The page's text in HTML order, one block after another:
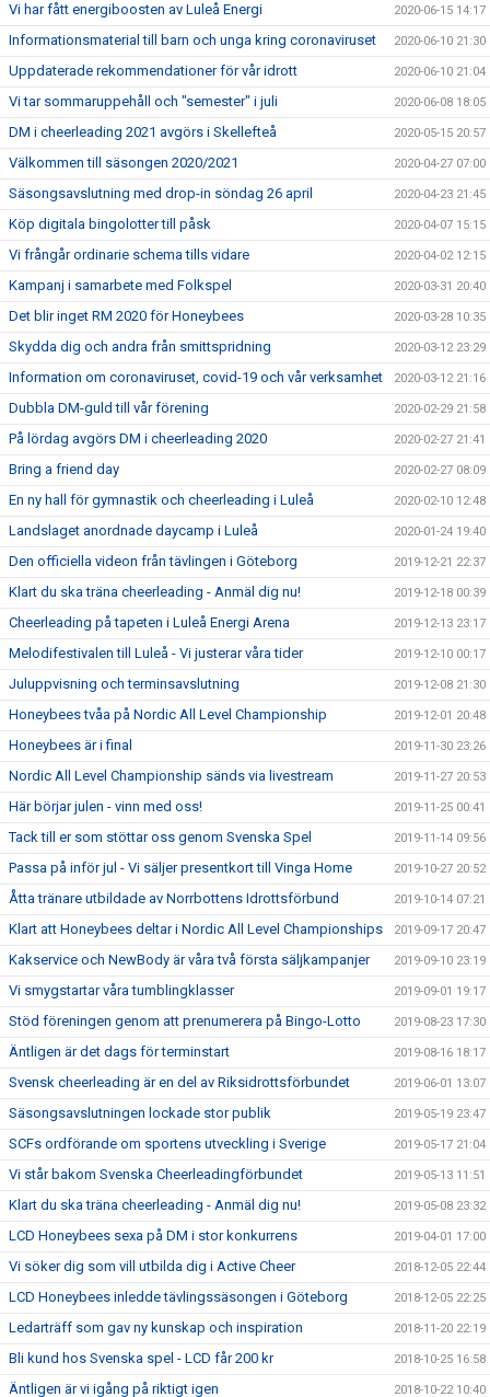
Vi har fått energiboosten av Luleå Energi 2020-06-15 14:17
Informationsmaterial till barn och unga kring coronaviruset 2020-06-10 21:30
Uppdaterade rekommendationer för vår idrott 2020-06-10 21:04
Vi tar sommaruppehåll och "semester" i juli 2020-06-08 18:05
DM i cheerleading 2021 avgörs i Skellefteå 2020-05-15 20:57
Välkommen till säsongen 2020/2021 2020-04-27 07:00
Säsongsavslutning med drop-in söndag 26 april 2020-04-23 21:45
Köp digitala bingolotter till påsk 2020-04-07 15:15
Vi frångår ordinarie schema tills vidare 2020-04-02 12:15
Kampanj i samarbete med Folkspel 2020-03-31 20:40
Det blir inget RM 2020 för Honeybees 2020-03-28 10:35
Skydda dig och andra från smittspridning 2020-03-12 23:29
Information om coronaviruset, covid-19 och vår verksamhet 2020-03-12 21:16
Dubbla DM-guld till vår förening 2020-02-29 21:58
På lördag avgörs DM i cheerleading 2020 2020-02-27 21:41
Bring a friend day 2020-02-27 08:09
En ny hall för gymnastik och cheerleading i Luleå 2020-02-10 12:48
Landslaget anordnade daycamp i Luleå 2020-01-24 19:40
Den officiella videon från tävlingen i Göteborg 2019-12-21 22:37
Klart du ska träna cheerleading - Anmäl dig nu! 2019-12-18 00:39
Cheerleading på tapeten i Luleå Energi Arena 2019-12-13 23:17
Melodifestivalen till Luleå - Vi justerar våra tider 2019-12-10 00:17
Juluppvisning och terminsavslutning 2019-12-08 21:30
Honeybees tvåa på Nordic All Level Championship 2019-12-01 20:48
Honeybees är i final 2019-11-30 23:26
Nordic All Level Championship sänds via livestream 2019-11-27 20:53
Här börjar julen - vinn med oss! 2019-11-25 00:41
Tack till er som stöttar oss genom Svenska Spel 2019-11-14 09:56
Passa på inför jul - Vi säljer presentkort till Vinga Home 2019-10-27 20:52
Åtta tränare utbildade av Norrbottens Idrottsförbund 2019-10-14 07:21
Klart att Honeybees deltar i Nordic All Level Championships 2019-09-17 20:47
Kakservice och NewBody är våra två första säljkampanjer 2019-09-10 23:19
Vi smygstartar våra tumblingklasser 2019-09-01 19:17
Stöd föreningen genom att prenumerera på Bingo-Lotto 2019-08-23 17:30
Äntligen är det dags för terminstart 2019-08-16 18:17
Svensk cheerleading är en del av Riksidrottsförbundet 2019-06-01 13:07
Säsongsavslutningen lockade stor publik 2019-05-19 23:47
SCFs ordförande om sportens utveckling i Sverige 2019-05-17 21:04
Vi står bakom Svenska Cheerleadingförbundet 2019-05-13 11:51
Klart du ska träna cheerleading - Anmäl dig nu! 2019-05-08 23:32
LCD Honeybees sexa på DM i stor konkurrens 2019-04-01 17:00
Vi söker dig som vill utbilda dig i Active Cheer 2018-12-05 22:44
LCD Honeybees inledde tävlingssäsongen i Göteborg 2018-12-05 22:25
Ledarträff som gav ny kunskap och inspiration 2018-11-20 22:19
Bli kund hos Svenska spel - LCD får 200 kr 2018-10-25 16:58
Äntligen är vi igång på riktigt igen 2018-10-22 10:40